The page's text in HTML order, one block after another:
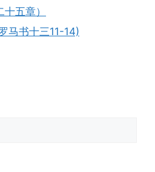
五章）
马书十三11-14)